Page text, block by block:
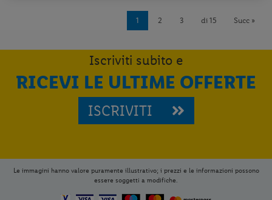
1 2 3 di 15 Succ »
Iscriviti subito e
RICEVI LE ULTIME OFFERTE
ISCRIVITI
Le immagini hanno valore puramente illustrativo; i prezzi e le informazioni possono
essere soggetti a modifiche.